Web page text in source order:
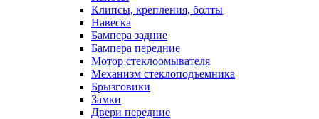
Клипсы, крепления, болты
Навеска
Бампера задние
Бампера передние
Мотор стеклоомывателя
Механизм стеклоподъемника
Брызговики
Замки
Двери передние